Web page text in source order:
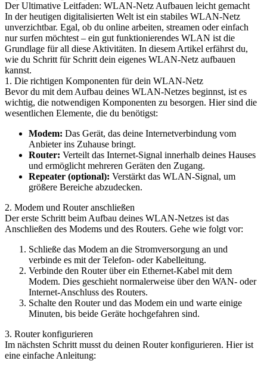
Der Ultimative Leitfaden: WLAN-Netz Aufbauen leicht gemacht
In der heutigen digitalisierten Welt ist ein stabiles WLAN-Netz
unverzichtbar. Egal, ob du online arbeiten, streamen oder einfach
nur surfen möchtest – ein gut funktionierendes WLAN ist die
Grundlage für all diese Aktivitäten. In diesem Artikel erfährst du,
wie du Schritt für Schritt dein eigenes WLAN-Netz aufbauen
kannst.
1. Die richtigen Komponenten für dein WLAN-Netz
Bevor du mit dem Aufbau deines WLAN-Netzes beginnst, ist es
wichtig, die notwendigen Komponenten zu besorgen. Hier sind die
wesentlichen Elemente, die du benötigst:
Modem: Das Gerät, das deine Internetverbindung vom
Anbieter ins Zuhause bringt.
Router: Verteilt das Internet-Signal innerhalb deines Hauses
und ermöglicht mehreren Geräten den Zugang.
Repeater (optional): Verstärkt das WLAN-Signal, um
größere Bereiche abzudecken.
2. Modem und Router anschließen
Der erste Schritt beim Aufbau deines WLAN-Netzes ist das
Anschließen des Modems und des Routers. Gehe wie folgt vor:
Schließe das Modem an die Stromversorgung an und
verbinde es mit der Telefon- oder Kabelleitung.
Verbinde den Router über ein Ethernet-Kabel mit dem
Modem. Dies geschieht normalerweise über den WAN- oder
Internet-Anschluss des Routers.
Schalte den Router und das Modem ein und warte einige
Minuten, bis beide Geräte hochgefahren sind.
3. Router konfigurieren
Im nächsten Schritt musst du deinen Router konfigurieren. Hier ist
eine einfache Anleitung: